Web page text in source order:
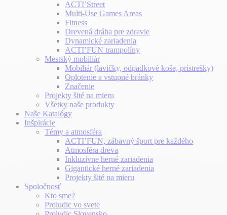
ACTI’Street
Multi-Use Games Areas
Fitness
Drevená dráha pre zdravie
Dynamické zariadenia
ACTI’FUN trampolíny
Mestský mobiliár
Mobiliár (lavičky, odpadkové koše, prístrešky)
Oplotenie a vstupné bránky
Značenie
Projekty šité na mieru
Všetky naše produkty
Naše Katalógy
Inšpirácie
Témy a atmosféra
ACTI’FUN, zábavný šport pre každého
Atmosféra dreva
Inkluzívne herné zariadenia
Gigantické herné zariadenia
Projekty šité na mieru
Spoločnosť
Kto sme?
Proludic vo svete